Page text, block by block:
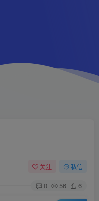
关注 私信
0 56
6